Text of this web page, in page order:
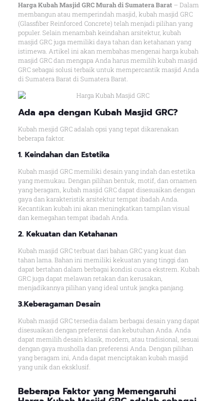
Harga Kubah Masjid GRC Murah di Sumatera Barat– Dalam
membangun atau memperindah masjid, kubah masjid GRC
(Glassfiber Reinforced Concrete) telah menjadi pilihan yang
populer. Selain menambah keindahan arsitektur, kubah
masjid GRC juga memiliki daya tahan dan ketahanan yang
istimewa. Artikel ini akan membahas mengenai harga kubah
masjid GRC dan mengapa Anda harus memilih kubah masjid
GRC sebagai solusi terbaik untuk mempercantik masjid Anda
di Sumatera Barat di Sumatera Barat.
Ada apa dengan Kubah Masjid GRC?
Kubah mesjid GRC adalah opsi yang tepat dikarenakan
beberapa faktor.
1. Keindahan dan Estetika
Kubah masjid GRC memiliki desain yang indah dan estetika
yang memukau. Dengan pilihan bentuk, motif, dan ornamen
yang beragam, kubah masjid GRC dapat disesuaikan dengan
gaya dan karakteristik arsitektur tempat ibadah Anda.
Kecantikan kubah ini akan meningkatkan tampilan visual
dan kemegahan tempat ibadah Anda.
2. Kekuatan dan Ketahanan
Kubah masjid GRC terbuat dari bahan GRC yang kuat dan
tahan lama. Bahan ini memiliki kekuatan yang tinggi dan
dapat bertahan dalam berbagai kondisi cuaca ekstrem. Kubah
GRC juga dapat melawan retakan dan kerusakan,
menjadikannya pilihan yang ideal untuk jangka panjang.
3.Keberagaman Desain
Kubah masjid GRC tersedia dalam berbagai desain yang dapat
disesuaikan dengan preferensi dan kebutuhan Anda. Anda
dapat memilih desain klasik, modern, atau tradisional, sesuai
dengan gaya musholla dan preferensi Anda. Dengan pilihan
yang beragam ini, Anda dapat menciptakan kubah masjid
yang unik dan eksklusif.
Beberapa Faktor yang Memengaruhi